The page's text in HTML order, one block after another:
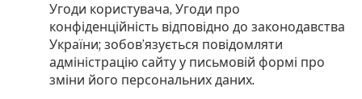
Угоди користувача, Угоди про
конфіденційність відповідно до законодавства
України; зобов’язується повідомляти
адміністрацію сайту у письмовій формі про
зміни його персональних даних.